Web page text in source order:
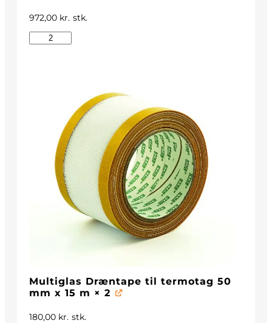
972,00 kr. stk.
Multiglas Dræntape til termotag 50
mm x 15 m × 2
180,00 kr. stk.